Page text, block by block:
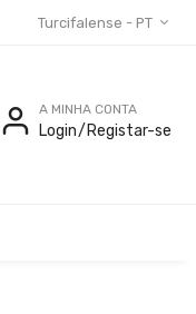
Turcifalense - PT
A MINHA CONTA
Login Registar-se